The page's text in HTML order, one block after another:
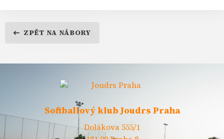
ZPĚT NA NÁBORY
Softballový klub Joudrs Praha
Dolákova 555/1